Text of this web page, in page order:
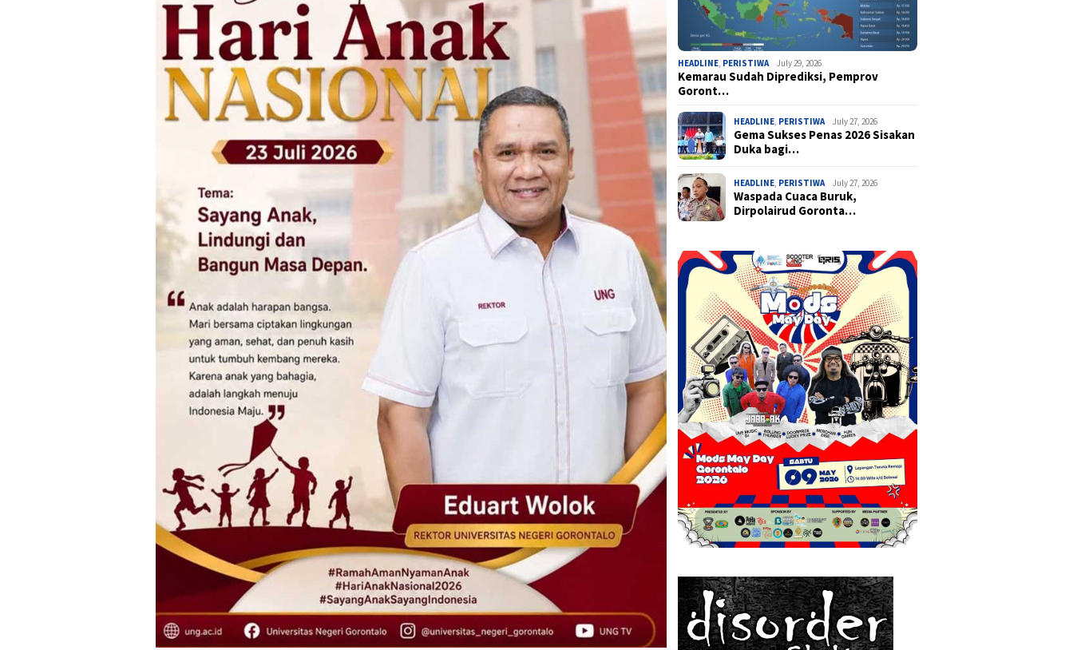
HEADLINE, PERISTIWA July 29, 2026
Kemarau Sudah Diprediksi, Pemprov
Goront…
HEADLINE, PERISTIWA July 27, 2026
Gema Sukses Penas 2026 Sisakan
Duka bagi…
HEADLINE, PERISTIWA July 27, 2026
Waspada Cuaca Buruk,
Dirpolairud Goronta…